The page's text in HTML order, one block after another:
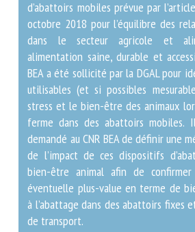
Dans le cadre de
d’abattoirs mobiles prévue par
30 octobre 2018 pour
commerciales dans le secteur
une alimentation saine, durable et
CNR BEA a été sollicité par la DGAL
critères utilisables (et si possibles
évaluer le stress et le bien-être
l’abattage à la ferme dans des
également été demandé au CNR
méthode d’évaluation de l’impact
d’abattoir mobile sur le bien-
confirmer ou d’infirmer une